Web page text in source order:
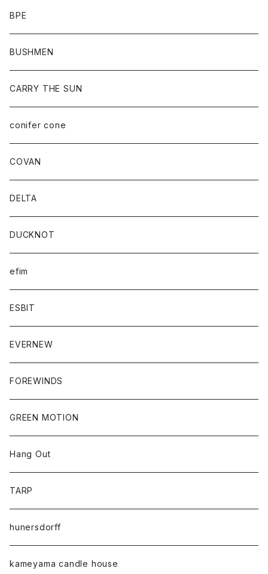
BPE
BUSHMEN
CARRY THE SUN
conifer cone
COVAN
DELTA
DUCKNOT
efim
ESBIT
EVERNEW
FOREWINDS
GREEN MOTION
Hang Out
TARP
hunersdorff
kameyama candle house